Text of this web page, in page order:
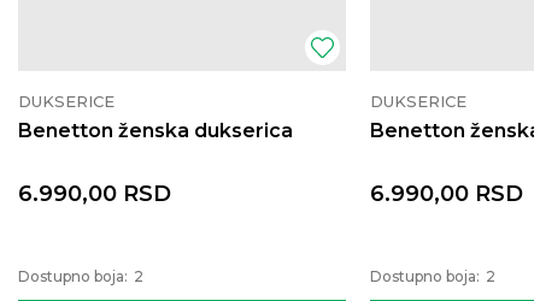
DUKSERICE
Benetton ženska dukserica
6.990,00 RSD
Dostupno boja: 2
DUKSERICE
Benetton
6.990,00 RSD
Dostupno boja: 2